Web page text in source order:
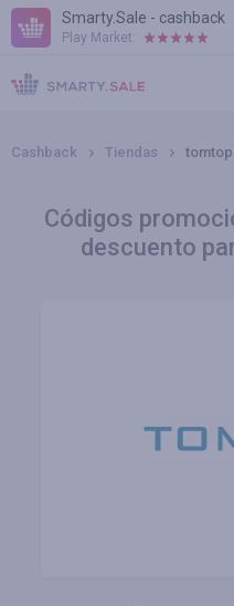
Smarty.Sale - cashback
Play Market:
AYUDA
TÉRMINOS DE USO
Cashback Tiendas
Códigos
descuento